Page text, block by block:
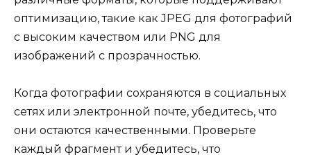
оптимизацию, такие как JPEG для фотографий
с высоким качеством или PNG для
изображений с прозрачностью.
Когда фотографии сохраняются в социальных
сетях или электронной почте, убедитесь, что
они остаются качественными. Проверьте
каждый фрагмент и убедитесь, что